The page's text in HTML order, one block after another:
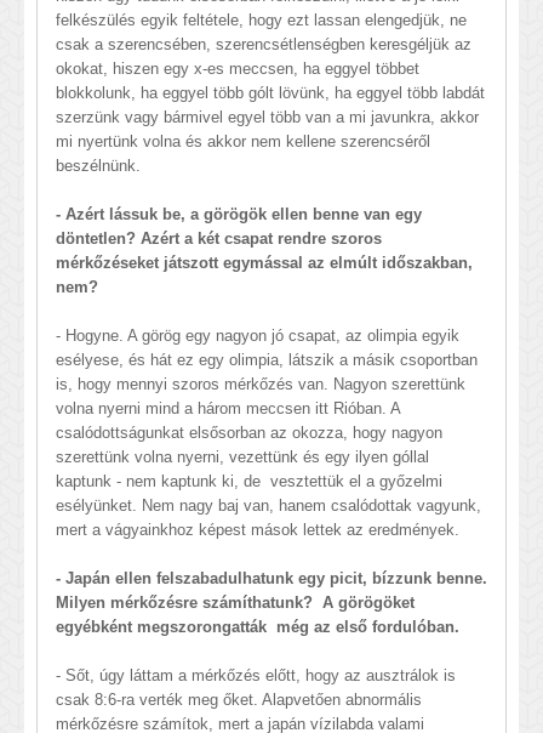
felkészülés egyik feltétele, hogy ezt lassan elengedjük, ne
csak a szerencsében, szerencsétlenségben keresgéljük az
okokat, hiszen egy x-es meccsen, ha eggyel többet
blokkolunk, ha eggyel több gólt lövünk, ha eggyel több labdát
szerzünk vagy bármivel egyel több van a mi javunkra, akkor
mi nyertünk volna és akkor nem kellene szerencséről
beszélnünk.
- Azért lássuk be, a görögök ellen benne van egy
döntetlen? Azért a két csapat rendre szoros
mérkőzéseket játszott egymással az elmúlt időszakban,
nem?
- Hogyne. A görög egy nagyon jó csapat, az olimpia egyik
esélyese, és hát ez egy olimpia, látszik a másik csoportban
is, hogy mennyi szoros mérkőzés van. Nagyon szerettünk
volna nyerni mind a három meccsen itt Rióban. A
csalódottságunkat elsősorban az okozza, hogy nagyon
szerettünk volna nyerni, vezettünk és egy ilyen góllal
kaptunk - nem kaptunk ki, de vesztettük el a győzelmi
esélyünket. Nem nagy baj van, hanem csalódottak vagyunk,
mert a vágyainkhoz képest mások lettek az eredmények.
- Japán ellen felszabadulhatunk egy picit, bízzunk benne.
Milyen mérkőzésre számíthatunk? A görögöket
egyébként megszorongatták még az első fordulóban.
- Sőt, úgy láttam a mérkőzés előtt, hogy az ausztrálok is
csak 8:6-ra verték meg őket. Alapvetően abnormális
mérkőzésre számítok, mert a japán vízilabda valami